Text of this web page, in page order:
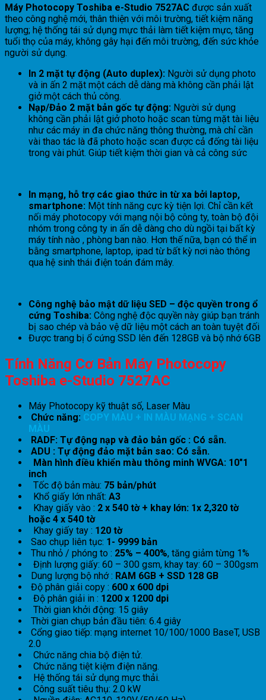
Máy Photocopy Toshiba e-Studio 7527AC được sản xuất
theo công nghệ mới, thân thiện với môi trường, tiết kiệm năng
lượng; hệ thống tái sử dụng mực thải làm tiết kiệm mực, tăng
tuổi thọ của máy, không gây hại đến môi trường, đến sức khỏe
người sử dụng.
In 2 mặt tự động (Auto duplex): Người sử dụng photo
và in ấn 2 mặt một cách dễ dàng mà không cần phải lật
giở một cách thủ công.
Nạp/Đảo 2 mặt bản gốc tự động: Người sử dụng
không cần phải lật giở photo hoặc scan từng mặt tài liệu
như các máy in đa chức năng thông thường, mà chỉ cần
vài thao tác là đã photo hoặc scan được cả đống tài liệu
trong vài phút. Giúp tiết kiệm thời gian và cả công sức
In mạng, hỗ trợ các giao thức in từ xa bởi laptop,
smartphone: Một tính năng cực kỳ tiện lợi. Chỉ cần kết
nối máy photocopy với mạng nội bộ công ty, toàn bộ đội
nhóm trong công ty in ấn dễ dàng cho dù ngồi tại bất kỳ
máy tính nào , phòng ban nào. Hơn thế nữa, bạn có thể in
bằng smartphone, laptop, ipad từ bất kỳ nơi nào thông
qua hệ sinh thái điện toán đám mây.
Công nghệ bảo mật dữ liệu SED – độc quyền trong ổ
cứng Toshiba: Công nghệ độc quyền này giúp bạn tránh
bị sao chép và bảo vệ dữ liệu một cách an toàn tuyệt đối
Được trang bị ổ cứng SSD lên đến 128GB và bộ nhớ 6GB
Tính Năng Cơ Bản Máy Photocopy
Toshiba e-Studio 7527AC
Máy Photocopy kỹ thuật số, Laser Màu
Chức năng: COPY MÀU + IN MÀU MẠNG + SCAN
MÀU
RADF: Tự động nạp và đảo bản gốc : Có sẵn.
ADU : Tự động đảo mặt bản sao: Có sẵn.
Màn hình điều khiển màu thông minh WVGA: 10″1
inch
Tốc độ bản màu: 75 bản/phút
Khổ giấy lớn nhất: A3
Khay giấy vào : 2 x 540 tờ + khay lớn: 1x 2,320 tờ
hoặc 4 x 540 tờ
Khay giấy tay : 120 tờ
Sao chụp liên tục: 1- 9999 bản
Thu nhỏ / phóng to : 25% – 400%, tăng giảm từng 1%
Định lượng giấy: 60 – 300 gsm, khay tay: 60 – 300gsm
Dung lượng bộ nhớ : RAM 6GB + SSD 128 GB
Độ phân giải copy : 600 x 600 dpi
Độ phân giải in : 1200 x 1200 dpi
Thời gian khởi động: 15 giây
Thời gian chụp bản đầu tiên: 6.4 giây
Cổng giao tiếp: mạng internet 10/100/1000 BaseT, USB
2.0
Chức năng chia bộ điện tử.
Chức năng tiệt kiệm điện năng.
Hệ thống tái sử dụng mực thải.
Công suất tiêu thụ: 2.0 kW